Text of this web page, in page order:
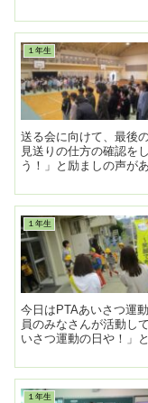
１年生
送る会に向けて、最後
見送りの仕方の確認を
う！」と励ましの声が
１年生
今日はPTAあいさつ運
員のみなさんが活動し
いさつ運動の日や！」
１年生